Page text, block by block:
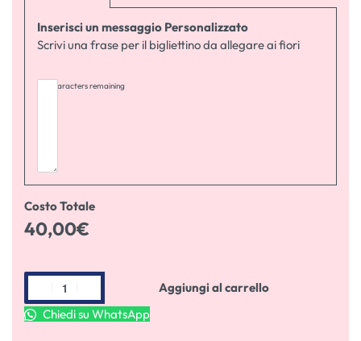
Inserisci un messaggio Personalizzato
Scrivi una frase per il bigliettino da allegare ai fiori
characters remaining
Costo Totale
40,00€
Aggiungi al carrello
Chiedi su WhatsApp